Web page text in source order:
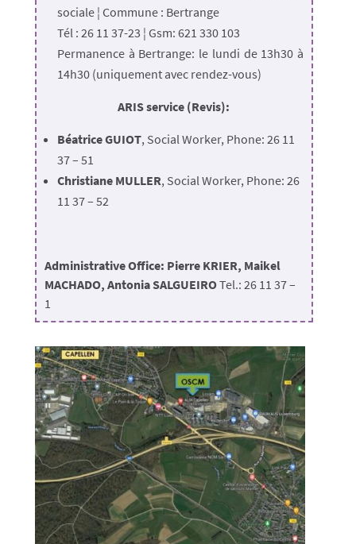
sociale ¦ Commune : Bertrange
Tél : 26 11 37-23 ¦ Gsm: 621 330 103
Permanence à Bertrange: le lundi de 13h30 à
14h30 (uniquement avec rendez-vous)
ARIS service (Revis):
Béatrice GUIOT, Social Worker, Phone: 26 11
37 – 51
Christiane MULLER, Social Worker, Phone: 26
11 37 – 52
Administrative Office: Pierre KRIER, Maikel
MACHADO, Antonia SALGUEIROTel.: 26 11 37 –
1